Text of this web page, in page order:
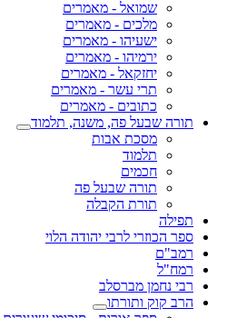
שמואל - מאמרים
מלכים - מאמרים
ישעיהו - מאמרים
ירמיהו - מאמרים
יחזקאל - מאמרים
תרי עשר - מאמרים
כתובים - מאמרים
תורה שבעל פה, משנה, תלמוד
מסכת אבות
תלמוד
חכמים
תורה שבעל פה
תורת הקבלה
תפילה
ספר הכוזרי לרבי יהודה הלוי
רמב"ם
רמח"ל
רבי נחמן מברסלב
הרב קוק ותורתו